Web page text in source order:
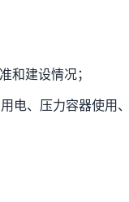
和建设情况；
电、压力容器使用